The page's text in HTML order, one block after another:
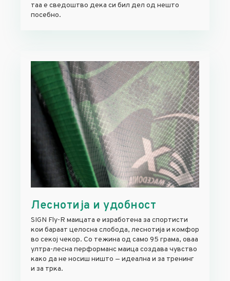
таа е сведоштво дека си бил дел од нешто
посебно.
Леснотија и удобност
SIGN Fly-R маицата е изработена за спортисти
кои бараат целосна слобода, леснотија и комфор
во секој чекор. Со тежина од само 95 грама, оваа
ултра-лесна перформанс маица создава чувство
како да не носиш ништо — идеална и за тренинг
и за трка.